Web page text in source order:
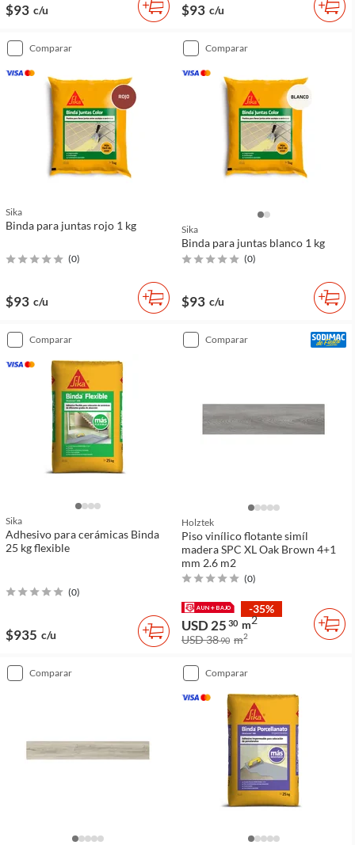
$93 c/u $93 c/u
comparar
Sika
Binda para juntas rojo 1 kg
(0)
$93 c/u
comparar
Sika
Binda para juntas blanco 1 kg
(0)
$93 c/u
comparar
Sika
Adhesivo para cerámicas Binda
25 kg flexible
(0)
$935 c/u
comparar
Holztek
Piso vinílico flotante simíl
madera SPC XL Oak Brown 4+1
mm 2.6 m2
(0)
-35%
USD 25 30 m2
USD 3890 m2
comparar comparar